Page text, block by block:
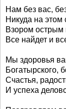
Нам без вас,
Никуда на этом
Взором
Все найдет и
Мы здоровья
Богатырского,
Счастья,
И успеха